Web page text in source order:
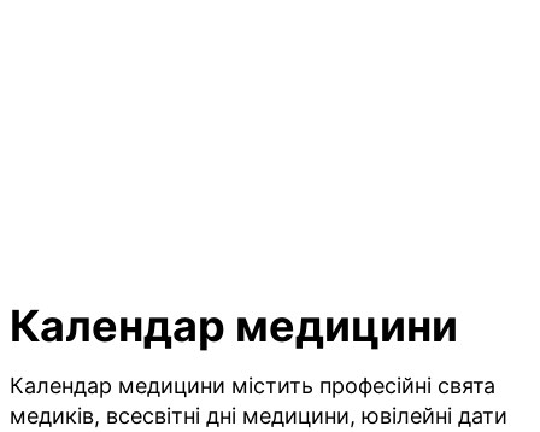
Календар медицини
Календар медицини містить професійні свята
медиків, всесвітні дні медицини, ювілейні дати